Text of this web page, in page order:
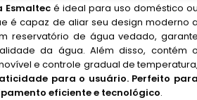
Esmaltec é ideal para uso doméstico
é capaz de aliar seu design moderno
reservatório de água vedado,
da água. Além disso, contém
e controle gradual de
para o usuário. Perfeito
eficiente e tecnológico.